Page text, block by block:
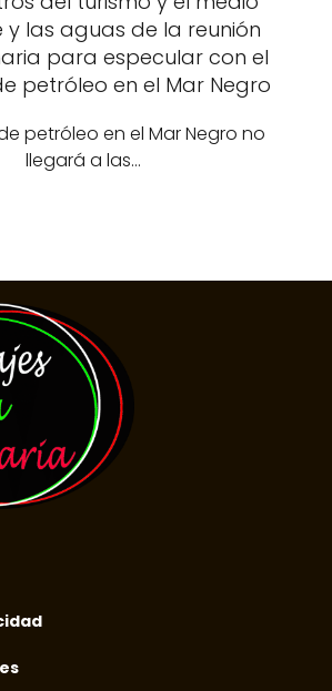
las aguas de la reunión
para especular con el
petróleo en el Mar Negro
petróleo en el Mar Negro no
llegará a las…